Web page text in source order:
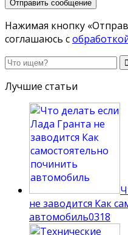
Нажимая кнопку
соглашаюсь с
Лучшие статьи
не заводится Как
автомобиль0318